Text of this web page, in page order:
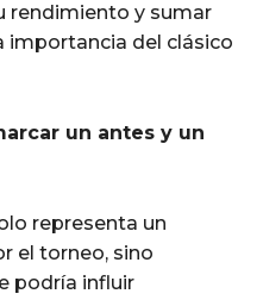
rendimiento y sumar
importancia del clásico
un antes y un
representa un
el torneo, sino
podría influir